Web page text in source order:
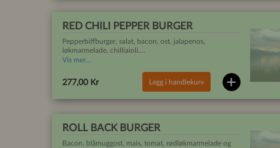
RED CHILI PEPPER BURGER
277,00 Kr Legg i handlekurv
Pepperbiffburger, salat, bacon, ost, jalapenos,
løkmarmelade, chilliaioli.
Allergener: gluten, hvete, egg, soya, melk sennep sulfitt.
Vis mer...
ROLL BACK BURGER
Bacon, blåmuggost, mais, tomat, rødløkmarmelade og